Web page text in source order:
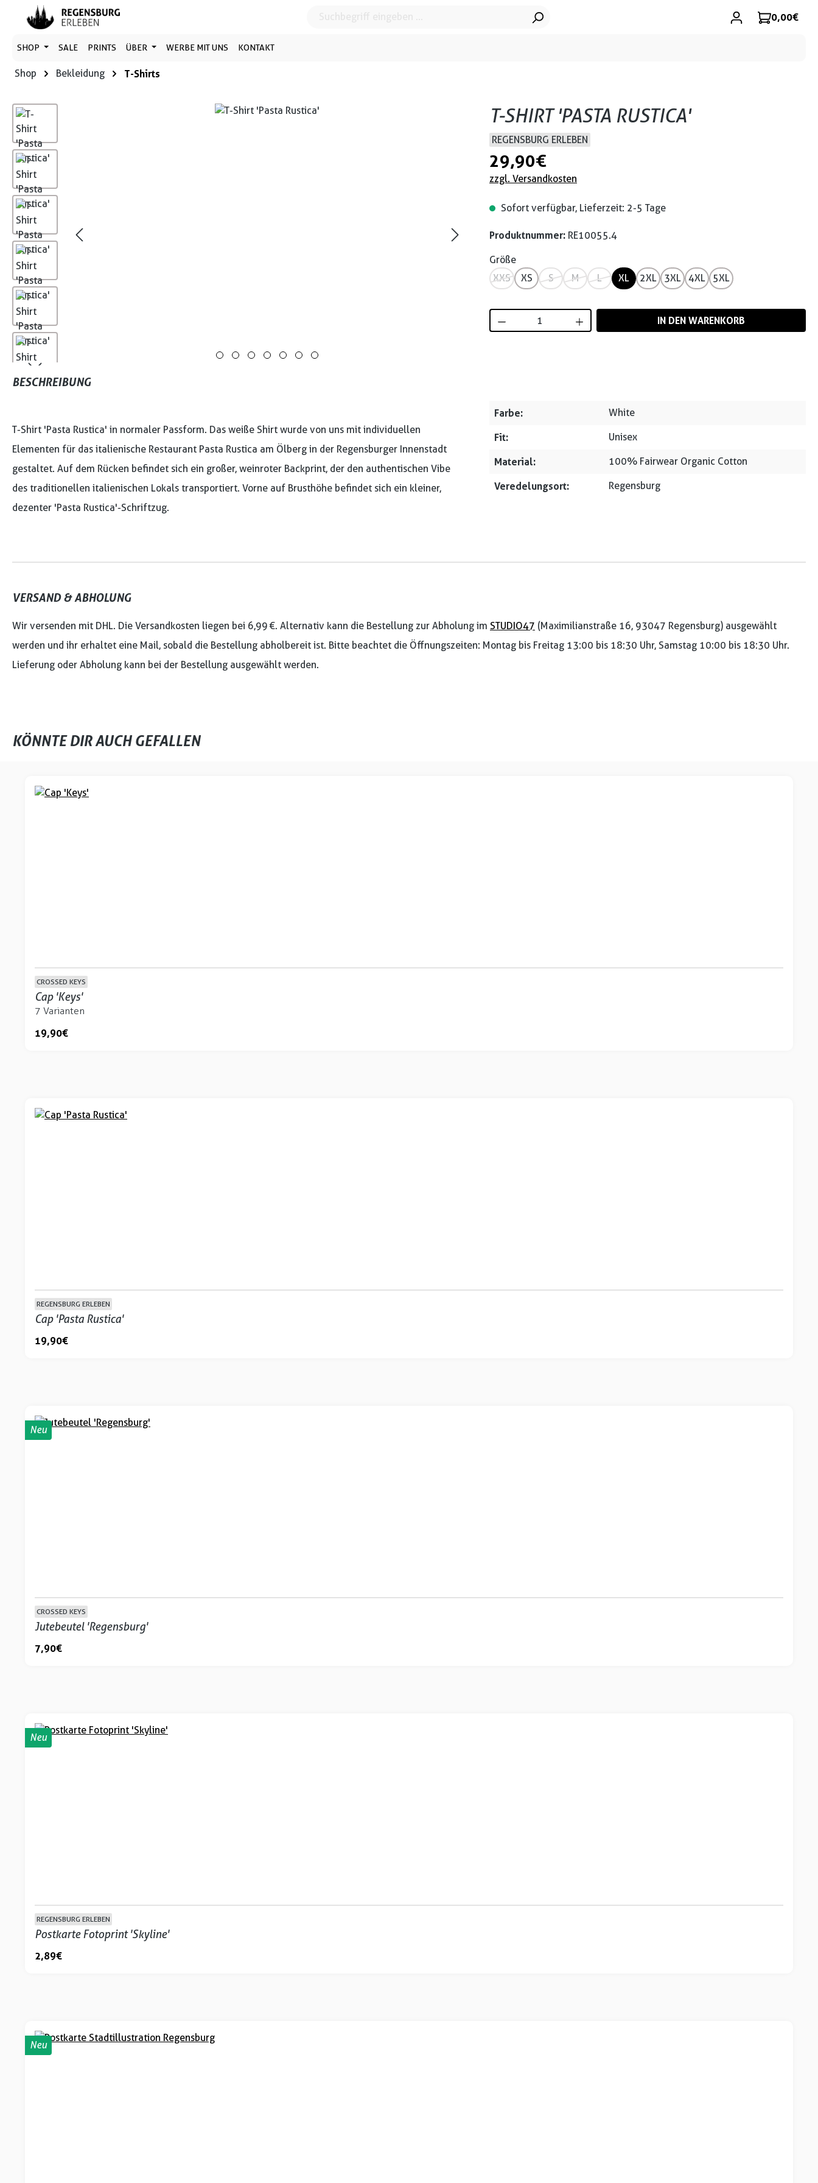
Hauptinhalt springen
Zur Suche springen
Zur Hauptnavigation springen 0,00 €
SHOP SALE PRINTS ÜBER WERBE MIT UNS KONTAKT
Shop Bekleidung T-Shirts
Bildergalerie überspringen T-SHIRT 'PASTA RUSTICA'
REGENSBURG ERLEBEN
29,90 €
zzgl. Versandkosten
Sofort verfügbar, Lieferzeit: 2-5 Tage
Produktnummer: RE10055.4
Größe
XXS
XS S M L XL 2XL 3XL 4XL 5XL
Produkt Anzahl: Gib den gewünschten Wert ein
IN DEN WARENKORB
BESCHREIBUNG
T-Shirt 'Pasta Rustica' in normaler Passform. Das weiße Shirt wurde von uns mit individuellen
Elementen für das italienische Restaurant Pasta Rustica am Ölberg in der Regensburger Innenstadt
gestaltet. Auf dem Rücken befindet sich ein großer, weinroter Backprint, der den authentischen Vibe
des traditionellen italienischen Lokals transportiert. Vorne auf Brusthöhe befindet sich ein kleiner,
dezenter 'Pasta Rustica'-Schriftzug.
Farbe: White
Fit: Unisex
Material: 100% Fairwear Organic Cotton
Veredelungsort: Regensburg
VERSAND & ABHOLUNG
Wir versenden mit DHL. Die Versandkosten liegen bei 6,99 €. Alternativ kann die Bestellung zur Abholung im STUDIO47 (Maximilianstraße 16, 93047 Regensburg) ausgewählt
werden und ihr erhaltet eine Mail, sobald die Bestellung abholbereit ist. Bitte beachtet die Öffnungszeiten: Montag bis Freitag 13:00 bis 18:30 Uhr, Samstag 10:00 bis 18:30 Uhr.
Lieferung oder Abholung kann bei der Bestellung ausgewählt werden.
KÖNNTE DIR AUCH GEFALLEN
CROSSED KEYS
Cap 'Keys'
7 Varianten
19,90 €
REGENSBURG ERLEBEN
Cap 'Pasta Rustica'
19,90 €
Neu
CROSSED KEYS
Jutebeutel 'Regensburg'
7,90 €
Neu
REGENSBURG ERLEBEN
Postkarte Fotoprint 'Skyline'
2,89 €
Neu